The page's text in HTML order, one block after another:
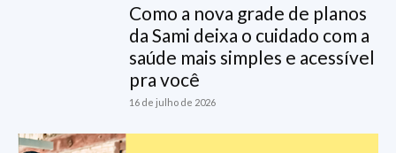
Como a nova grade de planos
da Sami deixa o cuidado com a
saúde mais simples e acessível
pra você
16 de julho de 2026